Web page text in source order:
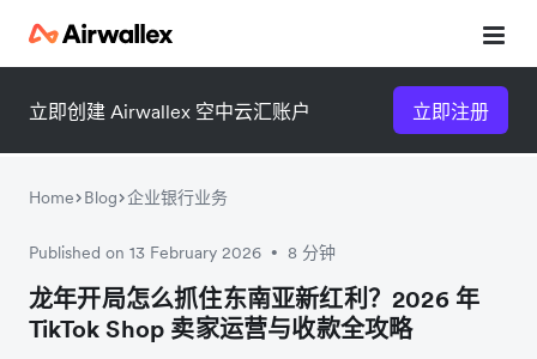
立即创建 Airwallex 空中云汇账户 立即注册
Home Blog 企业银行业务
Published on 13 February 2026 • 8 分钟
龙年开局怎么抓住东南亚新红利？2026 年
TikTok Shop 卖家运营与收款全攻略
微信扫一扫，点击手机右上角
分享
微信扫一扫，点击手机右上角
分享